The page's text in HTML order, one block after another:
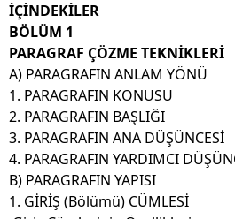
İÇİNDEKİLER
BÖLÜM 1
PARAGRAF ÇÖZME TEKNİKLERİ
A) PARAGRAFIN ANLAM YÖNÜ
1. PARAGRAFIN KONUSU
2. PARAGRAFIN BAŞLIĞI
3. PARAGRAFIN ANA DÜŞÜNCESİ
4. PARAGRAFIN YARDIMCI
B) PARAGRAFIN YAPISI
1. GİRİŞ (Bölümü) CÜMLESİ